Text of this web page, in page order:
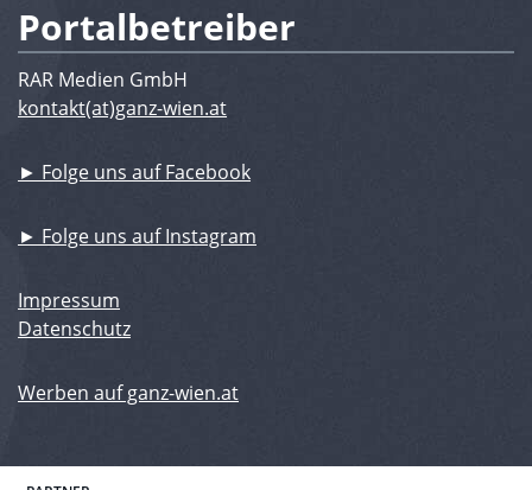
Portalbetreiber
RAR Medien GmbH
kontakt(at)ganz-wien.at
► Folge uns auf Facebook
► Folge uns auf Instagram
Impressum
Datenschutz
Werben auf ganz-wien.at